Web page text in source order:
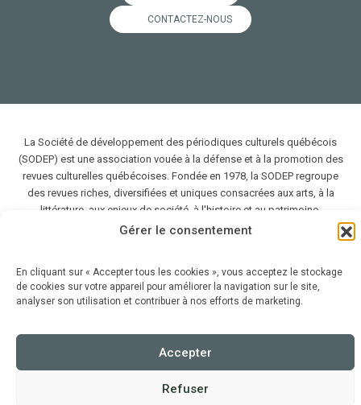
Gérer le consentement
En cliquant sur « Accepter tous les cookies », vous acceptez le stockage
de cookies sur votre appareil pour améliorer la navigation sur le site,
analyser son utilisation et contribuer à nos efforts de marketing.
Accepter
Refuser
CONTACTEZ-NOUS
La Société de développement des périodiques culturels québécois
(SODEP) est une association vouée à la défense et à la promotion des
revues culturelles québécoises. Fondée en 1978, la SODEP regroupe
des revues riches, diversifiées et uniques consacrées aux arts, à la
littérature, aux enjeux de société, à l'histoire et au patrimoine.
2026 SODEP — Tous droits réservés